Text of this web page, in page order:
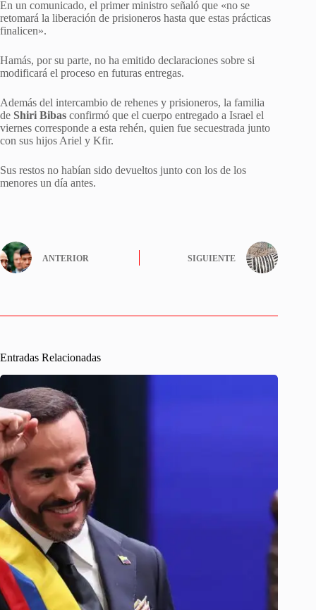
En un comunicado, el primer ministro señaló que «no se
retomará la liberación de prisioneros hasta que estas prácticas
finalicen».
Hamás, por su parte, no ha emitido declaraciones sobre si
modificará el proceso en futuras entregas.
Además del intercambio de rehenes y prisioneros, la familia
de Shiri Bibas confirmó que el cuerpo entregado a Israel el
viernes corresponde a esta rehén, quien fue secuestrada junto
con sus hijos Ariel y Kfir.
Sus restos no habían sido devueltos junto con los de los
menores un día antes.
ANTERIOR SIGUIENTE
Entradas Relacionadas